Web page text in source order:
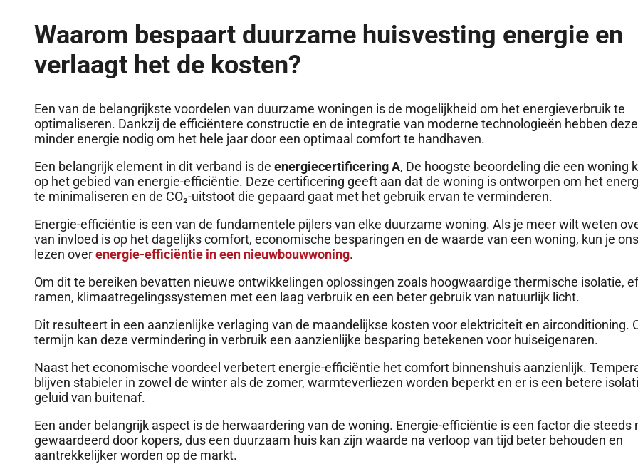
Waarom bespaart duurzame huisvesting energie en
verlaagt het de kosten?
Een van de belangrijkste voordelen van duurzame woningen is de mogelijkheid om het energieverbruik te
optimaliseren. Dankzij de efficiëntere constructie en de integratie van moderne technologieën hebben
minder energie nodig om het hele jaar door een optimaal comfort te handhaven.
Een belangrijk element in dit verband is de energiecertificering A, De hoogste beoordeling die een woning
op het gebied van energie-efficiëntie. Deze certificering geeft aan dat de woning is ontworpen om het
te minimaliseren en de CO₂-uitstoot die gepaard gaat met het gebruik ervan te verminderen.
Energie-efficiëntie is een van de fundamentele pijlers van elke duurzame woning. Als je meer wilt weten
van invloed is op het dagelijks comfort, economische besparingen en de waarde van een woning, kun je
lezen overenergie-efficiëntie in een nieuwbouwwoning.
Om dit te bereiken bevatten nieuwe ontwikkelingen oplossingen zoals hoogwaardige thermische isolatie,
ramen, klimaatregelingssystemen met een laag verbruik en een beter gebruik van natuurlijk licht.
Dit resulteert in een aanzienlijke verlaging van de maandelijkse kosten voor elektriciteit en airconditioning.
termijn kan deze vermindering in verbruik een aanzienlijke besparing betekenen voor huiseigenaren.
Naast het economische voordeel verbetert energie-efficiëntie het comfort binnenshuis aanzienlijk.
blijven stabieler in zowel de winter als de zomer, warmteverliezen worden beperkt en er is een betere
geluid van buitenaf.
Een ander belangrijk aspect is de herwaardering van de woning. Energie-efficiëntie is een factor die steeds
gewaardeerd door kopers, dus een duurzaam huis kan zijn waarde na verloop van tijd beter behouden en
aantrekkelijker worden op de markt.